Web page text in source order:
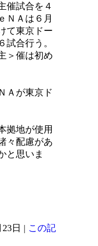
催試合を４
ＮＡは６月
て東京ドー
試合行う。
＞催は初め
Ａが東京ド
拠地が使用
々配慮があ
と思いま
日 | この記